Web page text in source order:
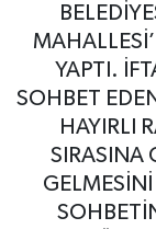
YAPTI.
SOHBET
HAYIRLI
SIRASINA